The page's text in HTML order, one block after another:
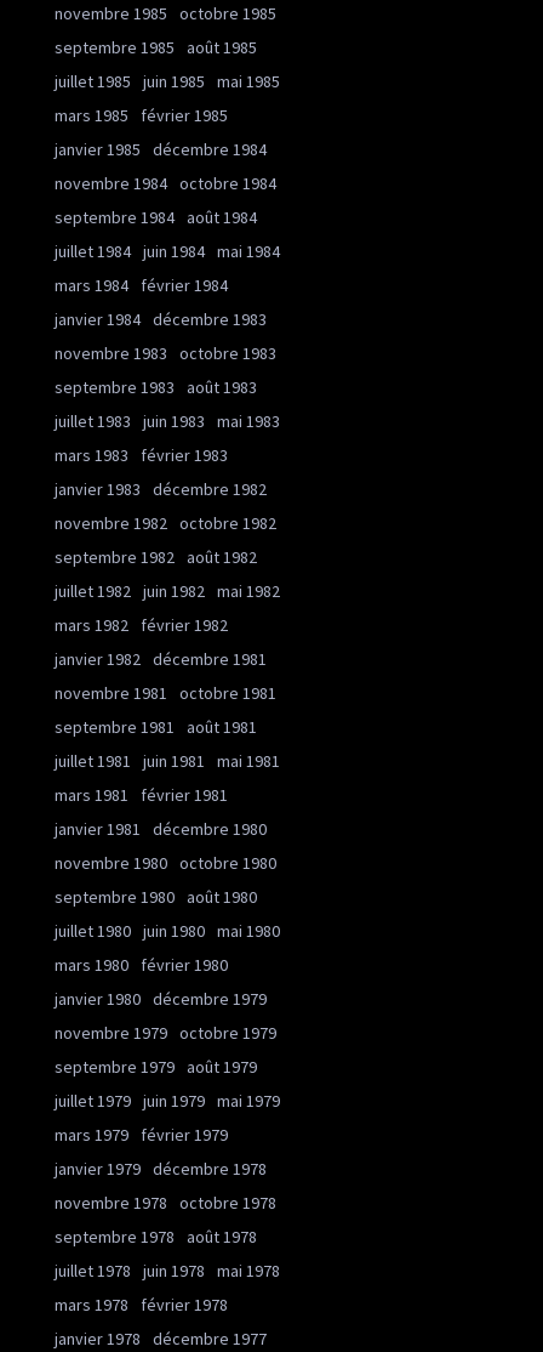
novembre 1985
octobre 1985
septembre 1985
août 1985
juillet 1985
juin 1985
mai 1985
mars 1985
février 1985
janvier 1985
décembre 1984
novembre 1984 octobre 1984
septembre 1984 août 1984
juillet 1984 juin 1984 mai 1984
mars 1984
février 1984
janvier 1984 décembre 1983
novembre 1983
octobre 1983
septembre 1983
août 1983
juillet 1983
juin 1983
mai 1983
mars 1983
février 1983
janvier 1983
décembre 1982
novembre 1982 octobre 1982
septembre 1982 août 1982
juillet 1982 juin 1982 mai 1982
mars 1982
février 1982
janvier 1982 décembre 1981
novembre 1981
octobre 1981
septembre 1981
août 1981
juillet 1981
juin 1981
mai 1981
mars 1981
février 1981
janvier 1981
décembre 1980
novembre 1980 octobre 1980
septembre 1980 août 1980
juillet 1980 juin 1980 mai 1980
mars 1980
février 1980
janvier 1980 décembre 1979
novembre 1979 octobre 1979
septembre 1979 août 1979
juillet 1979 juin 1979 mai 1979
mars 1979
février 1979
janvier 1979 décembre 1978
novembre 1978
octobre 1978
septembre 1978
août 1978
juillet 1978
juin 1978
mai 1978
mars 1978
février 1978
janvier 1978
décembre 1977